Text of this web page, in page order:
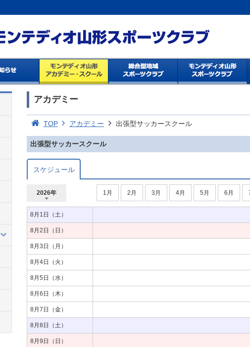
アカデミー
TOP アカデミー 出張型サッカースクール
出張型サッカースクール
スケジュール
2026年
2027年
2026年
1月 2月 3月 4月 5月 6月
8月1日（土）
8月2日（日）
8月3日（月）
8月4日（火）
8月5日（水）
8月6日（木）
8月7日（金）
8月8日（土）
8月9日（日）